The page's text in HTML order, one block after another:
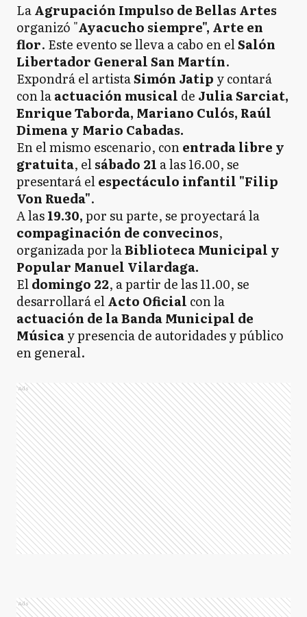
LaAgrupación Impulso de Bellas Artes
organizó "Ayacucho siempre", Arte en
flor. Este evento se lleva a cabo en elSalón
Libertador General San Martín.
Expondrá el artistaSimón Jatip y contará
con laactuación musical de Julia Sarciat,
Enrique Taborda, Mariano Culós, Raúl
Dimena y Mario Cabadas.
En el mismo escenario, conentrada libre y
gratuita, elsábado 21 a las 16.00, se
presentará elespectáculo infantil "Filip
Von Rueda".
A las19.30,por su parte, se proyectará la
compaginación de convecinos,
organizada por laBiblioteca Municipal y
Popular Manuel Vilardaga.
Eldomingo 22, a partir de las 11.00, se
desarrollará elActo Oficial con la
actuación de la Banda Municipal de
Músicay presencia de autoridades y público
en general.
Ads
Ads